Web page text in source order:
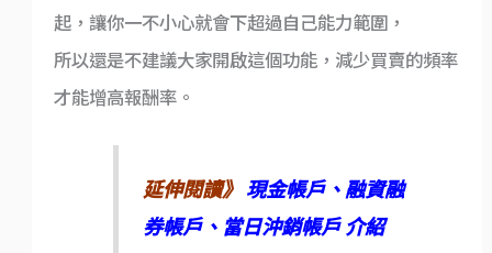
起，讓你一不小心就會下超過自己能力範圍，
所以還是不建議大家開啟這個功能，減少買賣的頻率
才能增高報酬率。
延伸閱讀》 現金帳戶、融資融
券帳戶、當日沖銷帳戶 介紹